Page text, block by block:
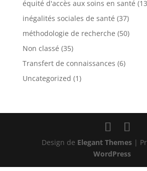
équité d'accès aux soins en santé
inégalités sociales de santé (37)
méthodologie de recherche (50)
Non classé (35)
Transfert de connaissances (6)
Uncategorized (1)
Design de Elegant Themes|
WordPress